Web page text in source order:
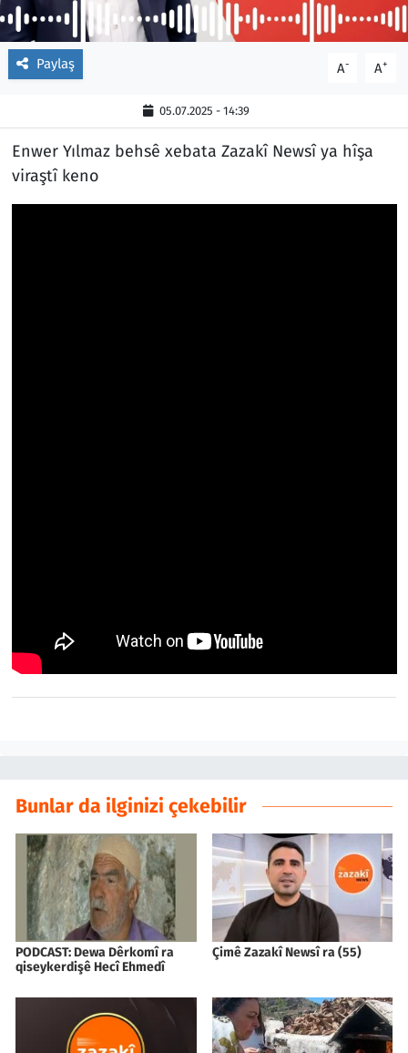
Paylaş A- A+
05.07.2025 - 14:39
Enwer Yılmaz behsê xebata Zazakî Newsî ya hîşa
viraştî keno
Bunlar da ilginizi çekebilir
PODCAST: Dewa Dêrkomî ra
qiseykerdişê Hecî Ehmedî
Çimê Zazakî Newsî ra (55)